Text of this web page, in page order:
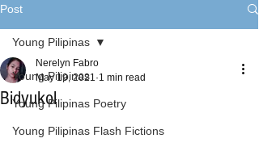
Post
Young Pilipinas
Young Pilipinas Poetry
Young Pilipinas Flash Fictions
Young Pilipinas
Bidyukol
Nerelyn Fabro
May 19, 2021 1 min read